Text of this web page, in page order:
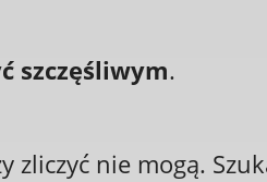
ć szczęśliwym.
zliczyć nie mogą.